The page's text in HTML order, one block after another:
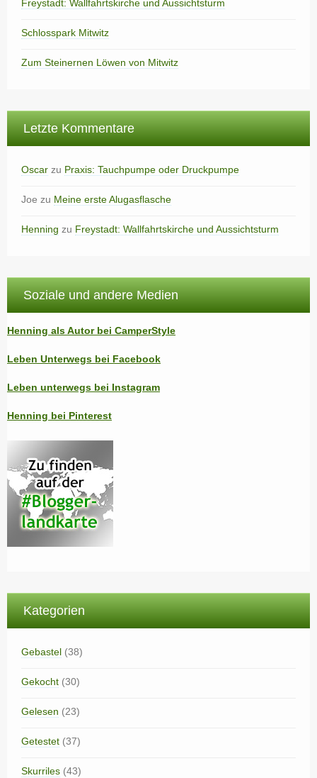
Freystadt: Wallfahrtskirche und Aussichtsturm
Schlosspark Mitwitz
Zum Steinernen Löwen von Mitwitz
Letzte Kommentare
Oscar zu Praxis: Tauchpumpe oder Druckpumpe
Joe zu Meine erste Alugasflasche
Henning zu Freystadt: Wallfahrtskirche und Aussichtsturm
Soziale und andere Medien
Henning als Autor bei CamperStyle
Leben Unterwegs bei Facebook
Leben unterwegs bei Instagram
Henning bei Pinterest
Kategorien
Gebastel (38)
Gekocht (30)
Gelesen (23)
Getestet (37)
Skurriles (43)